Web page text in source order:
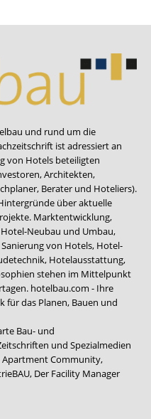
und rund um die
ist adressiert an
von Hotels beteiligten
Architekten,
Berater und Hoteliers).
über aktuelle
Marktentwicklung,
Neubau und Umbau,
von Hotels, Hotel-
Hotelausstattung,
stehen im Mittelpunkt
hotelbau.com - Ihre
das Planen, Bauen und
Bau- und
und Spezialmedien
Apartment Community,
, Der Facility Manager